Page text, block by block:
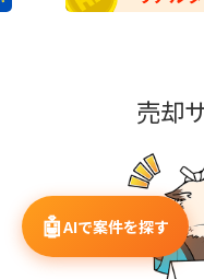
売却
🤖AIで案件を探す